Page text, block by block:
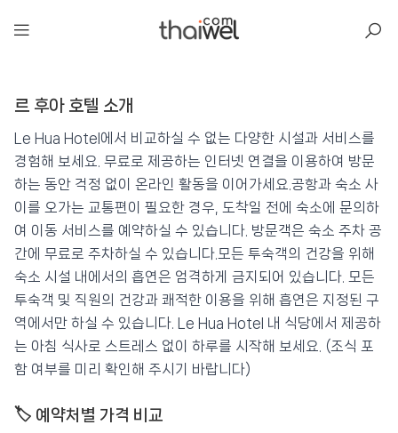
르 후아 호텔
📍 푸켓★★★ ⭐ 8.6
💰 최저가 확인 · 예약하기
르 후아 호텔 소개
Le Hua Hotel에서 비교하실 수 없는 다양한 시설과 서비스를
경험해 보세요. 무료로 제공하는 인터넷 연결을 이용하여 방문
하는 동안 걱정 없이 온라인 활동을 이어가세요.공항과 숙소 사
이를 오가는 교통편이 필요한 경우, 도착일 전에 숙소에 문의하
여 이동 서비스를 예약하실 수 있습니다. 방문객은 숙소 주차 공
간에 무료로 주차하실 수 있습니다.모든 투숙객의 건강을 위해
숙소 시설 내에서의 흡연은 엄격하게 금지되어 있습니다. 모든
투숙객 및 직원의 건강과 쾌적한 이용을 위해 흡연은 지정된 구
역에서만 하실 수 있습니다. Le Hua Hotel 내 식당에서 제공하
는 아침 식사로 스트레스 없이 하루를 시작해 보세요. (조식 포
함 여부를 미리 확인해 주시기 바랍니다)
🏷️ 예약처별 가격 비교